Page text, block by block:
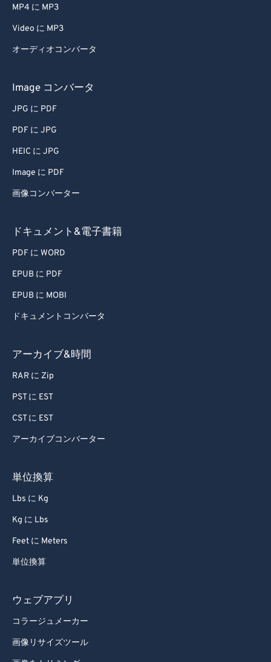
MP4 に MP3
Video に MP3
オーディオコンバータ
Image コンバータ
JPG に PDF
PDF に JPG
HEIC に JPG
Image に PDF
画像コンバーター
ドキュメント&電子書籍
PDF に WORD
EPUB に PDF
EPUB に MOBI
ドキュメントコンバータ
アーカイブ&時間
RAR に Zip
PST に EST
CST に EST
アーカイブコンバーター
単位換算
Lbs に Kg
Kg に Lbs
Feet に Meters
単位換算
ウェブアプリ
コラージュメーカー
画像リサイズツール